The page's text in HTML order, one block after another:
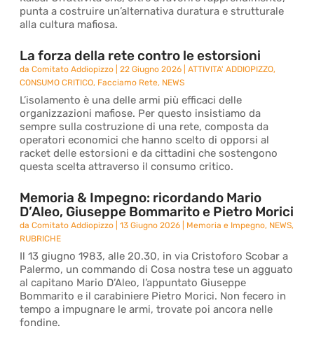
punta a costruire un’alternativa duratura e strutturale
alla cultura mafiosa.
La forza della rete contro le estorsioni
daComitato Addiopizzo |22 Giugno 2026 |ATTIVITA' ADDIOPIZZO,
CONSUMO CRITICO, Facciamo Rete, NEWS
L’isolamento è una delle armi più efficaci delle
organizzazioni mafiose. Per questo insistiamo da
sempre sulla costruzione di una rete, composta da
operatori economici che hanno scelto di opporsi al
racket delle estorsioni e da cittadini che sostengono
questa scelta attraverso il consumo critico.
Memoria & Impegno: ricordando Mario
D’Aleo, Giuseppe Bommarito e Pietro Morici
daComitato Addiopizzo |13 Giugno 2026 Memoria e Impegno, NEWS,
RUBRICHE
Il 13 giugno 1983, alle 20.30, in via Cristoforo Scobar a
Palermo, un commando di Cosa nostra tese un agguato
al capitano Mario D’Aleo, l’appuntato Giuseppe
Bommarito e il carabiniere Pietro Morici. Non fecero in
tempo a impugnare le armi, trovate poi ancora nelle
fondine.